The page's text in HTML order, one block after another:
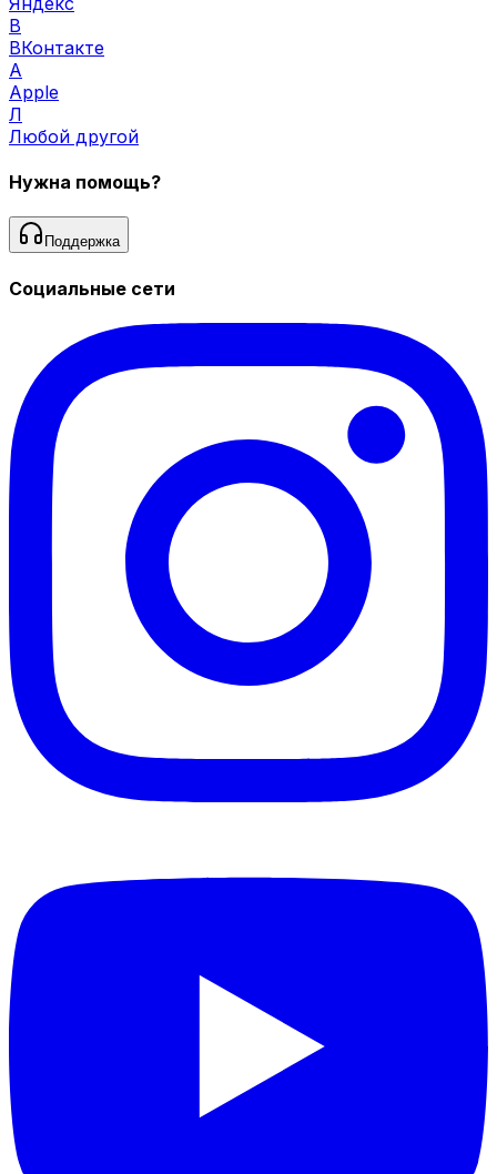
В
ВКонтакте
A
Apple
Л
Любой другой
Нужна помощь?
Поддержка
Социальные сети